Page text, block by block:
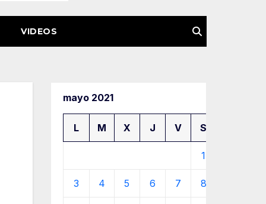
VIDEOS
mayo 2021
L M X J V S
1
3 4 5 6 7 8